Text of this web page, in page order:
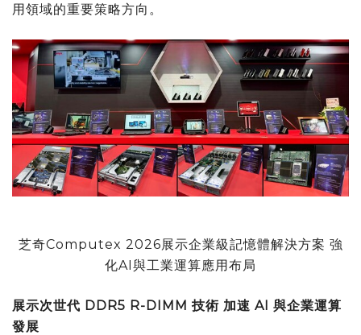
用領域的重要策略方向。
芝奇Computex 2026展示企業級記憶體解決方案 強
化AI與工業運算應用布局
展示次世代 DDR5 R-DIMM 技術 加速 AI 與企業運算
發展